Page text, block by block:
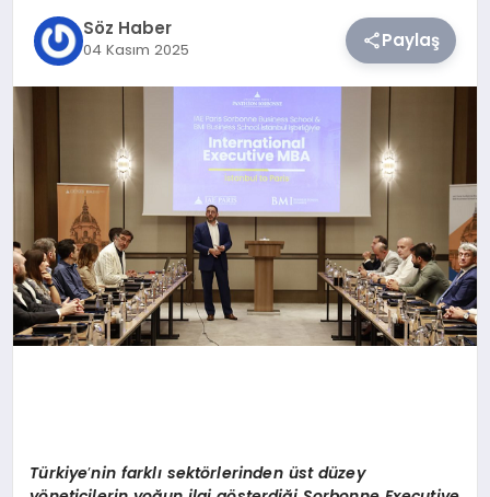
Söz Haber
04 Kasım 2025 Paylaş
Türkiye’nin farklı sektörlerinden üst düzey